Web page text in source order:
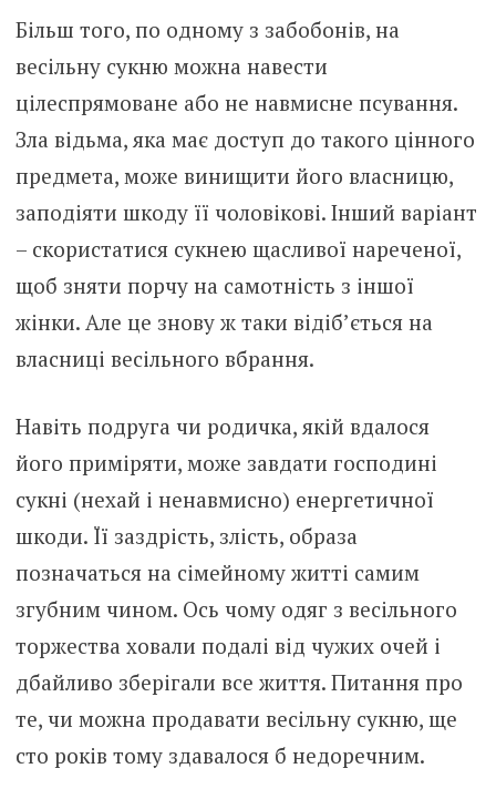
Більш того, по одному з забобонів, на
весільну сукню можна навести
цілеспрямоване або не навмисне псування.
Зла відьма, яка має доступ до такого цінного
предмета, може винищити його власницю,
заподіяти шкоду її чоловікові. Інший варіант
– скористатися сукнею щасливої нареченої,
щоб зняти порчу на самотність з іншої
жінки. Але це знову ж таки відіб’ється на
власниці весільного вбрання.
Навіть подруга чи родичка, якій вдалося
його приміряти, може завдати господині
сукні (нехай і ненавмисно) енергетичної
шкоди. Її заздрість, злість, образа
позначаться на сімейному житті самим
згубним чином. Ось чому одяг з весільного
торжества ховали подалі від чужих очей і
дбайливо зберігали все життя. Питання про
те, чи можна продавати весільну сукню, ще
сто років тому здавалося б недоречним.